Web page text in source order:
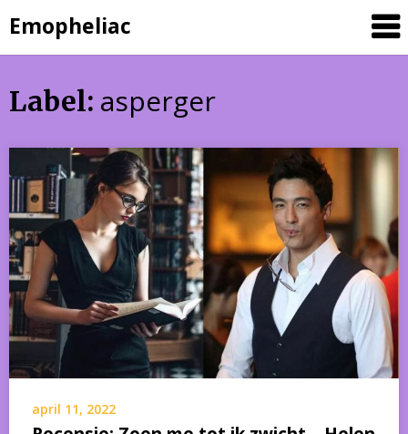
to
content
Emopheliac
Label: asperger
april 11, 2022